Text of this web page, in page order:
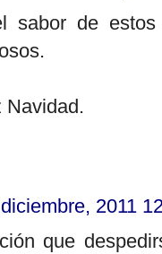
sabor de
Navidad.
2011
que